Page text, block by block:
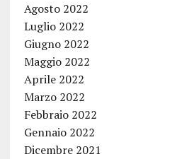
Agosto 2022
Luglio 2022
Giugno 2022
Maggio 2022
Aprile 2022
Marzo 2022
Febbraio 2022
Gennaio 2022
Dicembre 2021